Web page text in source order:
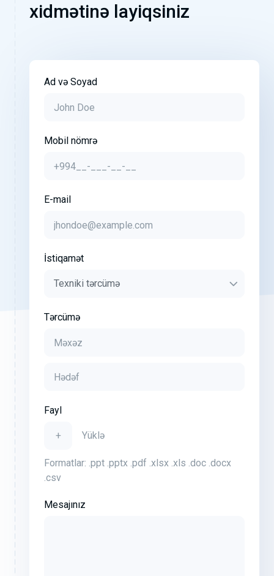
xidmətinə layiqsiniz
Ad və Soyad
Mobil nömrə
E-mail
İstiqamət
Tərcümə
Fayl
+ Yüklə
Formatlar: .ppt .pptx .pdf .xlsx .xls .doc .docx
.csv
Mesajınız